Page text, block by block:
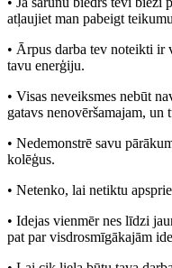
atļaujiet man pabeigt
• Ārpus darba tev noteikti ir
tavu enerģiju.
• Visas neveiksmes nebūt
gatavs nenovēršamajam,
• Nedemonstrē savu
kolēģus.
• Netenko, lai netiktu
• Idejas vienmēr nes līdzi
pat par visdrosmīgākajām